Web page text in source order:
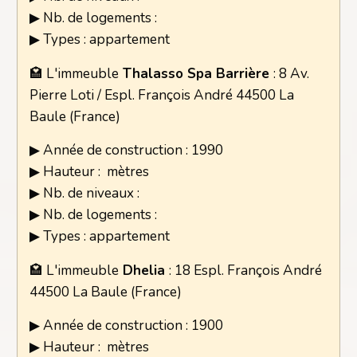
▶ Nb. de logements :
▶ Types : appartement
🏩 L'immeuble Thalasso Spa Barrière: 8 Av.
Pierre Loti / Espl. François André 44500 La
Baule (France)
▶ Année de construction : 1990
▶ Hauteur : mètres
▶ Nb. de niveaux :
▶ Nb. de logements :
▶ Types : appartement
🏩 L'immeuble Dhelia: 18 Espl. François André
44500 La Baule (France)
▶ Année de construction : 1900
▶ Hauteur : mètres